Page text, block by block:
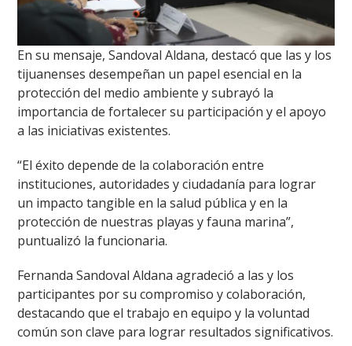
En su mensaje, Sandoval Aldana, destacó que las y los
tijuanenses desempeñan un papel esencial en la
protección del medio ambiente y subrayó la
importancia de fortalecer su participación y el apoyo
a las iniciativas existentes.
“El éxito depende de la colaboración entre
instituciones, autoridades y ciudadanía para lograr
un impacto tangible en la salud pública y en la
protección de nuestras playas y fauna marina”,
puntualizó la funcionaria.
Fernanda Sandoval Aldana agradeció a las y los
participantes por su compromiso y colaboración,
destacando que el trabajo en equipo y la voluntad
común son clave para lograr resultados significativos.